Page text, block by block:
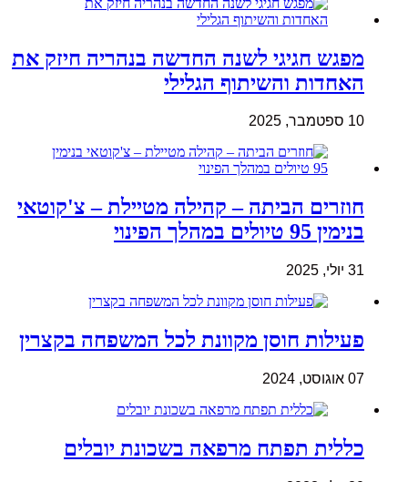
מפגש חגיגי לשנה החדשה בנהריה חיזק את
האחדות והשיתוף הגלילי
10 ספטמבר, 2025
חוזרים הביתה – קהילה מטיילת – צ'קוטאי
בנימין 95 טיולים במהלך הפינוי
31 יולי, 2025
פעילות חוסן מקוונת לכל המשפחה בקצרין
07 אוגוסט, 2024
כללית תפתח מרפאה בשכונת יובלים